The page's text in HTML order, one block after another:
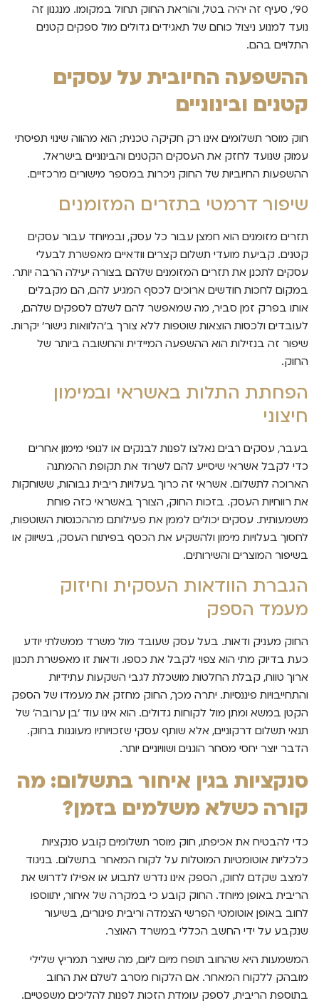
90', סעיף זה יהיה בטל, והוראת החוק תחול במקומו. מנגנון זה
נועד למנוע ניצול כוחם של תאגידים גדולים מול ספקים קטנים
התלויים בהם.
ההשפעה החיובית על עסקים
קטנים ובינוניים
חוק מוסר תשלומים אינו רק חקיקה טכנית; הוא מהווה שינוי תפיסתי
עמוק שנועד לחזק את העסקים הקטנים והבינוניים בישראל.
ההשפעות החיוביות של החוק ניכרות במספר מישורים מרכזיים.
שיפור דרמטי בתזרים המזומנים
תזרים מזומנים הוא חמצן עבור כל עסק, ובמיוחד עבור עסקים
קטנים. קביעת מועדי תשלום קצרים וודאיים מאפשרת לבעלי
עסקים לתכנן את תזרים המזומנים שלהם בצורה יעילה הרבה יותר.
במקום לחכות חודשים ארוכים לכסף המגיע להם, הם מקבלים
אותו בפרק זמן סביר, מה שמאפשר להם לשלם לספקים שלהם,
לעובדים ולכסות הוצאות שוטפות ללא צורך ב'הלוואות גישור' יקרות.
שיפור זה בנזילות הוא ההשפעה המיידית והחשובה ביותר של
החוק.
הפחתת התלות באשראי ובמימון
חיצוני
בעבר, עסקים רבים נאלצו לפנות לבנקים או לגופי מימון אחרים
כדי לקבל אשראי שיסייע להם לשרוד את תקופת ההמתנה
הארוכה לתשלום. אשראי זה כרוך בעלויות ריבית גבוהות, ששוחקות
את רווחיות העסק. בזכות החוק, הצורך באשראי כזה פוחת
משמעותית. עסקים יכולים לממן את פעילותם מההכנסות השוטפות,
לחסוך בעלויות מימון ולהשקיע את הכסף בפיתוח העסק, בשיווק או
בשיפור המוצרים והשירותים.
הגברת הוודאות העסקית וחיזוק
מעמד הספק
החוק מעניק ודאות. בעל עסק שעובד מול משרד ממשלתי יודע
כעת בדיוק מתי הוא צפוי לקבל את כספו. ודאות זו מאפשרת תכנון
ארוך טווח, קבלת החלטות מושכלת לגבי השקעות עתידיות
והתחייבויות פיננסיות. יתרה מכך, החוק מחזק את מעמדו של הספק
הקטן במשא ומתן מול לקוחות גדולים. הוא אינו עוד 'בן ערובה' של
תנאי תשלום דרקוניים, אלא שותף עסקי שזכויותיו מעוגנות בחוק.
הדבר יוצר יחסי מסחר הוגנים ושוויוניים יותר.
סנקציות בגין איחור בתשלום: מה
קורה כשלא משלמים בזמן?
כדי להבטיח את אכיפתו, חוק מוסר תשלומים קובע סנקציות
כלכליות אוטומטיות המוטלות על לקוח המאחר בתשלום. בניגוד
למצב שקדם לחוק, הספק אינו נדרש לתבוע או אפילו לדרוש את
הריבית באופן מיוחד. החוק קובע כי במקרה של איחור, יתווספו
לחוב באופן אוטומטי הפרשי הצמדה וריבית פיגורים, בשיעור
שנקבע על ידי החשב הכללי במשרד האוצר.
המשמעות היא שהחוב תופח מיום ליום, מה שיוצר תמריץ שלילי
מובהק ללקוח המאחר. אם הלקוח מסרב לשלם את החוב
בתוספת הריבית, לספק עומדת הזכות לפנות להליכים משפטיים.